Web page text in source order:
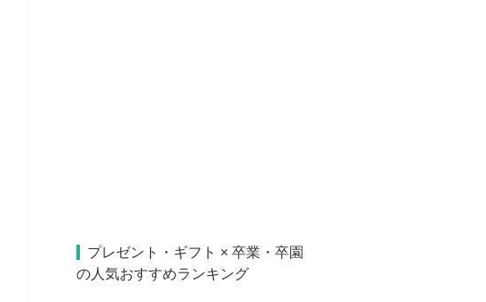
プレゼント・ギフト × 卒業・卒園
の人気おすすめランキング